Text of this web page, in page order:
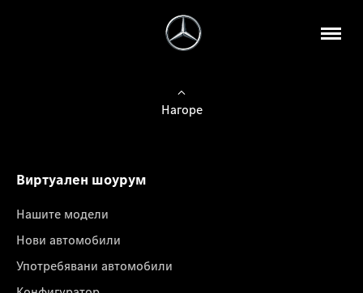
Нагоре
Виртуален шоурум
Нашите модели
Нови автомобили
Употребявани автомобили